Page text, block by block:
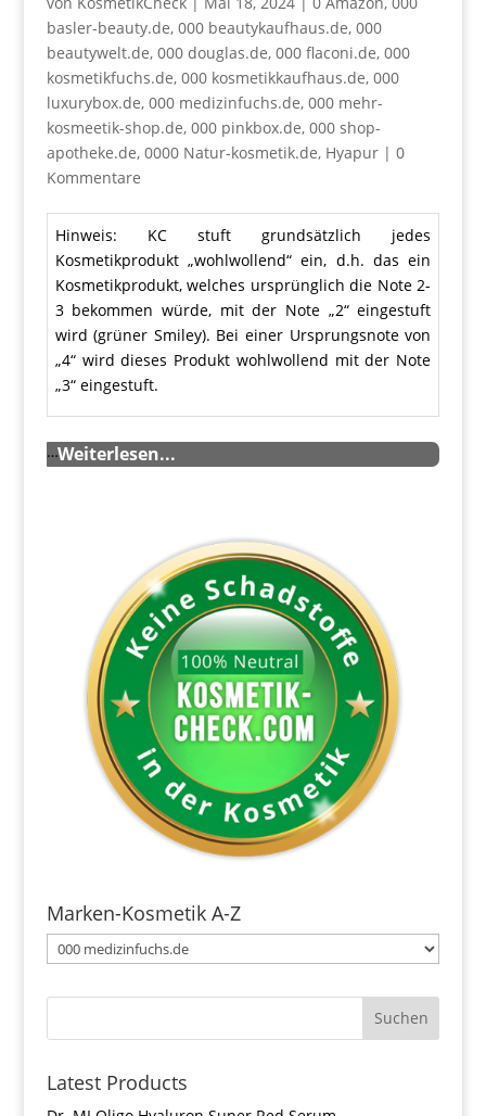
basler-beauty.de, 000 beautykaufhaus.de, 000
beautywelt.de, 000 douglas.de, 000 flaconi.de, 000
kosmetikfuchs.de, 000 kosmetikkaufhaus.de, 000
luxurybox.de, 000 medizinfuchs.de, 000 mehr-
kosmeetik-shop.de, 000 pinkbox.de, 000 shop-
apotheke.de, 0000 Natur-kosmetik.de, Hyapur| 0
Kommentare
Hinweis: KC stuft grundsätzlich jedes
Kosmetikprodukt „wohlwollend“ ein, d.h. das ein
Kosmetikprodukt, welches ursprünglich die Note 2-
3 bekommen würde, mit der Note „2“ eingestuft
wird (grüner Smiley). Bei einer Ursprungsnote von
„4“ wird dieses Produkt wohlwollend mit der Note
„3“ eingestuft.
…Weiterlesen...
Marken-Kosmetik A-Z
Latest Products